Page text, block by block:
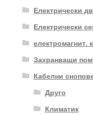
Електрически
Електрически
електромагнит.
Захранващи
Кабелни
Друго
Климатик